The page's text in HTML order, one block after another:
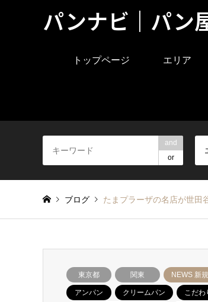
パンナビ｜パン
トップページ エリア
and
or
ブログ たまプラーザの名店が世田
東京都 関東 NEWS 新
アンパン クリームパン こだわ